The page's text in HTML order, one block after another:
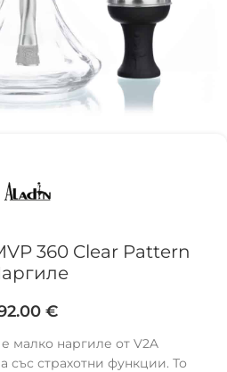
360 Clear Pattern
€
е малко наргиле от V2A
със страхотни функции. То